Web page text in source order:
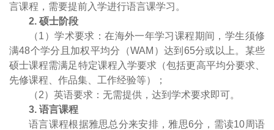
言课程，需要提前入学进行语言课学习。
2. 硕士阶段
（1 ）学术要求：在海外一年学习课程期间，学生须修
满48个学分且加权平均分（WAM ）达到 65分或以上。某些
硕士课程需满足特定课程入学要求（包括更高平均分要求、
先修课程、作品集、工作经验等）；
（2）英语要求：无需提供，达到学术要求即可。
3. 语言课程
语言课程根据雅思总分来安排，雅思6分，需读10周语